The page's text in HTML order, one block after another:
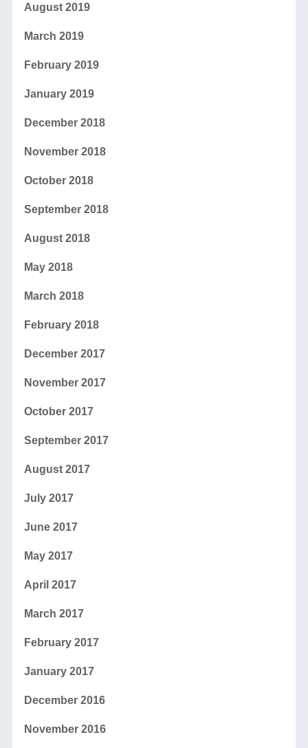
August 2019
March 2019
February 2019
January 2019
December 2018
November 2018
October 2018
September 2018
August 2018
May 2018
March 2018
February 2018
December 2017
November 2017
October 2017
September 2017
August 2017
July 2017
June 2017
May 2017
April 2017
March 2017
February 2017
January 2017
December 2016
November 2016